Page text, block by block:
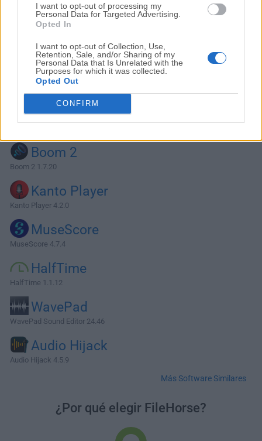
I want to opt-out of processing my
Personal Data for Targeted Advertising.
Opted In
I want to opt-out of Collection, Use,
Retention, Sale, and/or Sharing of my
Personal Data that Is Unrelated with the
Purposes for which it was collected.
Opted Out
CONFIRM
Boom 2
Boom 2 1.7.20
Kanto Player
Kanto Player 4.2.0
MuseScore
MuseScore 4.7.4
HalfTime
HalfTime 1.1.12
WavePad
WavePad Sound Editor 24.46
Audio Hijack
Audio Hijack 4.5.9
Más Software Similares
¿Por qué elegir FileHorse?